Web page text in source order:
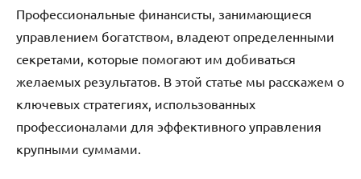
Профессиональные финансисты, занимающиеся
управлением богатством, владеют определенными
секретами, которые помогают им добиваться
желаемых результатов. В этой статье мы расскажем о
ключевых стратегиях, использованных
профессионалами для эффективного управления
крупными суммами.